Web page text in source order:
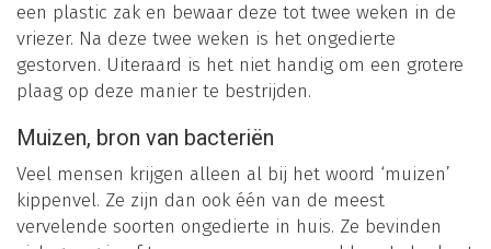
een plastic zak en bewaar deze tot twee weken in de
vriezer. Na deze twee weken is het ongedierte
gestorven. Uiteraard is het niet handig om een grotere
plaag op deze manier te bestrijden.
Muizen, bron van bacteriën
Veel mensen krijgen alleen al bij het woord ‘muizen’
kippenvel. Ze zijn dan ook één van de meest
vervelende soorten ongedierte in huis. Ze bevinden